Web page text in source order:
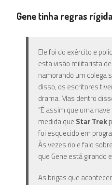
Gene tinha regras
Ele foi do exército e
esta visão militarista
namorando um colega
disso, os escritores
drama. Mas dentro
“É assim que uma nave
medida que Star Trek
foi esquecido em
Às vezes rio e falo
que Gene está girando
As brigas que